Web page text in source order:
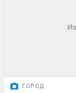
ГОРОД